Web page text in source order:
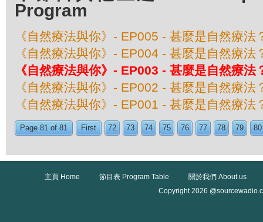
Program
《自然療法與你》- EP005 - 甚麼是自然療法
《自然療法與你》- EP004 - 甚麼是自然療法
《自然療法與你》- EP003 - 甚麼是自然療法
《自然療法與你》- EP002 - 甚麼是自然療法
《自然療法與你》- EP001 - 甚麼是自然療法
Page 81 of 81 First 72 73 74 75 76 77 78 79 80
主頁 Home 節目表 Program Table
關於我們 About us
Copyright 2026